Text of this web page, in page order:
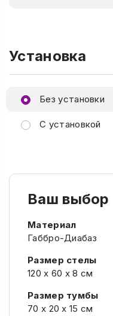
Установка
Без установки
С установкой
Ваш выбор
Материал
Габбро-Диабаз
Размер стелы
120 х 60 х 8 см
Размер тумбы
70 х 20 х 15 см